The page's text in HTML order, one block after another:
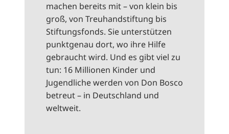
machen bereits mit – von klein bis
groß, von Treuhandstiftung bis
Stiftungsfonds. Sie unterstützen
punktgenau dort, wo ihre Hilfe
gebraucht wird. Und es gibt viel zu
tun: 16 Millionen Kinder und
Jugendliche werden von Don Bosco
betreut – in Deutschland und
weltweit.